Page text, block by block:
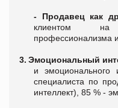
- Продавец как
клиентом на
профессионализма
3. Эмоциональный
и эмоционального
специалиста по
интеллект), 85 % -